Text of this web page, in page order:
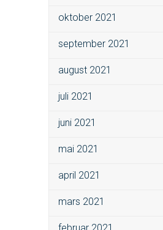
oktober 2021
september 2021
august 2021
juli 2021
juni 2021
mai 2021
april 2021
mars 2021